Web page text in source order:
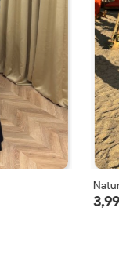
Nature
3,999 TL